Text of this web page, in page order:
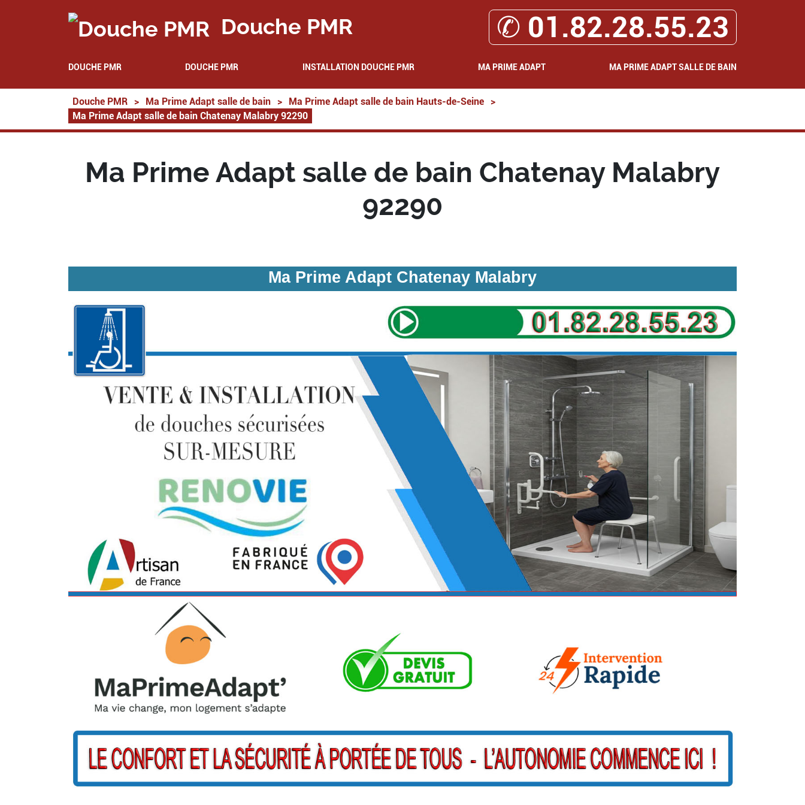
Douche PMR ✆ 01.82.28.55.23
DOUCHE PMR DOUCHE PMR INSTALLATION DOUCHE PMR MA PRIME ADAPT MA PRIME ADAPT SALLE DE BAIN
Douche PMR > Ma Prime Adapt salle de bain > Ma Prime Adapt salle de bain Hauts-de-Seine
>
Ma Prime Adapt salle de bain Chatenay Malabry 92290
Ma Prime Adapt salle de bain Chatenay Malabry
92290
Ma Prime Adapt Chatenay Malabry